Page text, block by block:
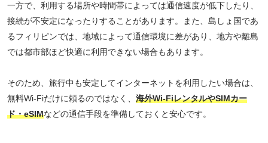
一方で、利用する場所や時間帯によっては通信速度が低下したり、
接続が不安定になったりすることがあります。また、島しょ国であ
るフィリピンでは、地域によって通信環境に差があり、地方や離島
では都市部ほど快適に利用できない場合もあります。
そのため、旅行中も安定してインターネットを利用したい場合は、
無料Wi-Fiだけに頼るのではなく、 海外Wi-FiレンタルやSIMカー
ド・eSIMなどの通信手段を準備しておくと安心です。